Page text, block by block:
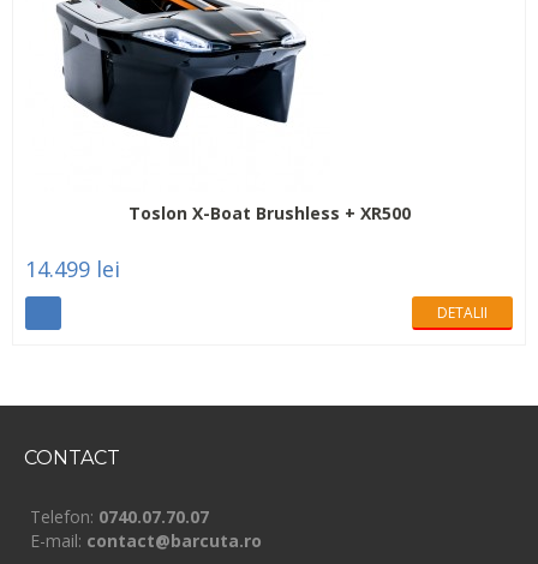
Toslon X-Boat Brushless + XR500
14.499 lei
DETALII
CONTACT
Telefon: 0740.07.70.07
E-mail: contact@barcuta.ro